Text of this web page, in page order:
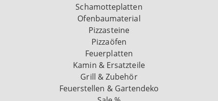
Schamotteplatten
Ofenbaumaterial
Pizzasteine
Pizzaöfen
Feuerplatten
Kamin & Ersatzteile
Grill & Zubehör
Feuerstellen & Gartendeko